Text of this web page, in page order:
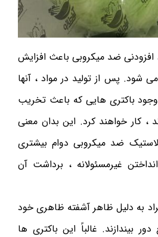
ضد میکروبی باعث افزایش
شود. پس از تولید در مواد ، آنها
باکتری هایی که باعث تخریب
کار خواهند کرد. این بدان معنی
ضد میکروبی دوام بیشتری
غیرمسئولانه ، برداشت آن
به دلیل ظاهر آشفته ظاهری خود
بیندازند. غالباً این باکتری ها